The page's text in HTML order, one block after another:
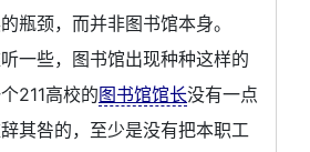
瓶颈，而并非图书馆本身。
一些，图书馆出现种种这样的
211高校的图书馆馆长没有一点
其咎的，至少是没有把本职工